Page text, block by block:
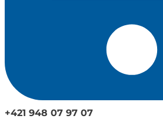
+421 948 07 97 07